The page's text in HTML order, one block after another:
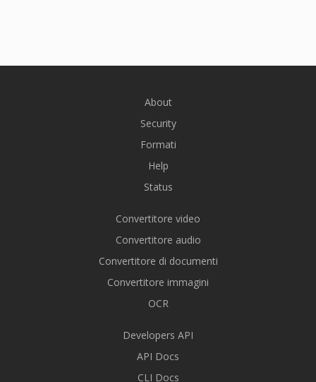
About
Security
Formati
Help
Status
Convertitore video
Convertitore audio
Convertitore di documenti
Convertitore immagini
OCR
Developers API
API Docs
CLI Docs